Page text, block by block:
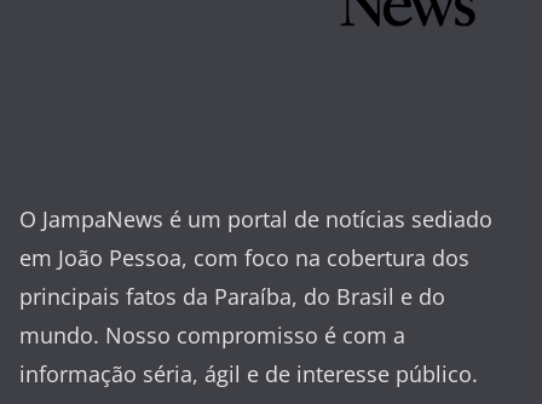
O JampaNews é um portal de notícias sediado
em João Pessoa, com foco na cobertura dos
principais fatos da Paraíba, do Brasil e do
mundo. Nosso compromisso é com a
informação séria, ágil e de interesse público.